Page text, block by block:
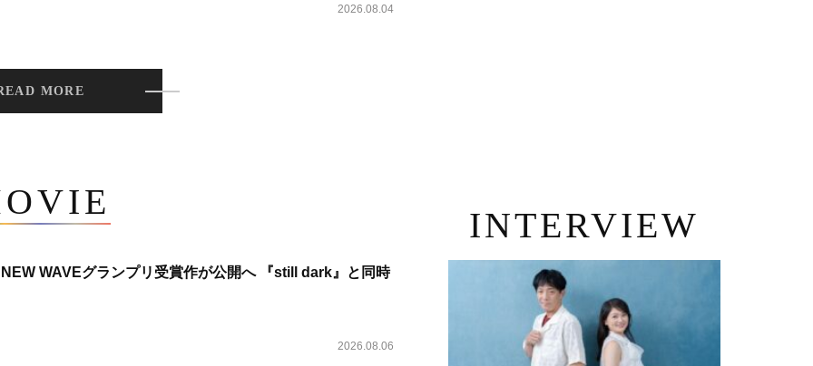
2026.08.04
MORE
WAVEグランプリ受賞作が公開へ 『still dark』と同時
2026.08.06
INTERVIEW